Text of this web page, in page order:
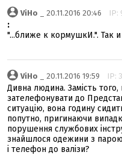
ViHo _ 20.11.2016 20:46 IP:
:
"...ближе к кормушкИ.". Так
ViHo _ 20.11.2016 19:59 IP:
Дивна людина. Замість
зателефонувати до
ситуацію, вона годину
попутно, пригинаючи
порушення службових
знайшлося одежини з
і телефон до валізи?